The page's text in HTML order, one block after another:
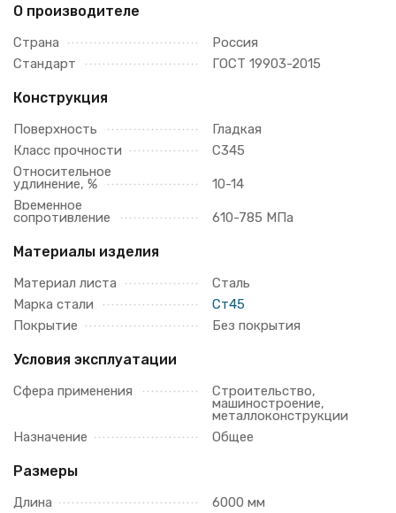
О производителе
Страна
Россия
Стандарт
ГОСТ 19903-2015
Конструкция
Поверхность
Гладкая
Класс прочности
С345
Относительное
удлинение, %
10-14
Временное
сопротивление 610-785 МПа
Материалы изделия
Материал листа
Сталь
Марка стали
Ст45
Покрытие
Без покрытия
Условия эксплуатации
Сфера применения Строительство,
машиностроение,
металлоконструкции
Назначение
Общее
Размеры
Длина
6000 мм